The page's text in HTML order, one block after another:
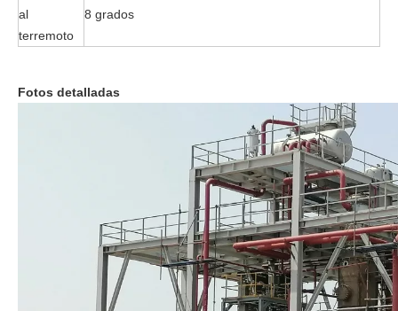
al
terremoto
8 grados
Fotos detalladas